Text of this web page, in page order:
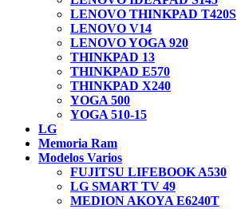
LENOVO THINKPAD T420S
LENOVO V14
LENOVO YOGA 920
THINKPAD 13
THINKPAD E570
THINKPAD X240
YOGA 500
YOGA 510-15
LG
Memoria Ram
Modelos Varios
FUJITSU LIFEBOOK A530
LG SMART TV 49
MEDION AKOYA E6240T